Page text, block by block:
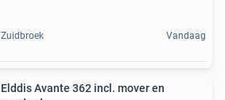
Zuidbroek Vandaag
Elddis Avante 362 incl. mover en